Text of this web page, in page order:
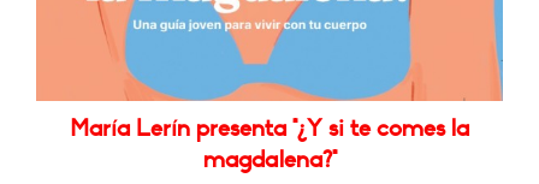
María Lerín presenta "¿Y si te comes la
magdalena?"